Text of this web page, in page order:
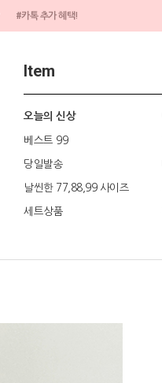
#카톡 추가 혜택!
Item
오늘의 신상
베스트 99
당일발송
날씬한 77,88,99 사이즈
세트상품